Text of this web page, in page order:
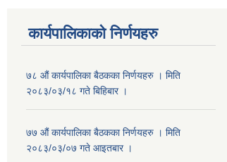
कार्यपालिकाको निर्णयहरु
७८ औं कार्यपालिका बैठकका निर्णयहरु । मिति
२०८३/०३/१८ गते बिहिबार ।
७७ औं कार्यपालिका बैठकका निर्णयहरु । मिति
२०८३/०३/०७ गते आइतबार ।